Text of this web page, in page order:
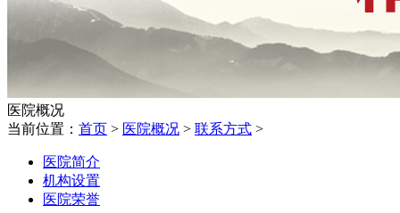
医院概况
当前位置： 首页 > 医院概况 > 联系方式 >
医院简介
机构设置
医院荣誉